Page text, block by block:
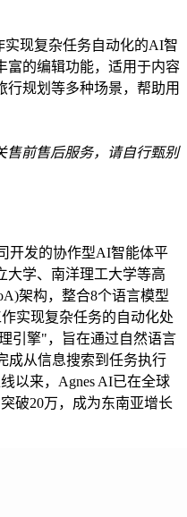
实现复杂任务自动化的AI智
富的编辑功能，适用于内容
行规划等多种场景，帮助用
售前售后服务，请自行甄别
开发的协作型AI智能体平
大学、南洋理工大学等高
架构，整合8个语言模型
实现复杂任务的自动化处
引擎"，旨在通过自然语言
成从信息搜索到任务执行
以来，Agnes AI已在全球
破20万，成为东南亚增长